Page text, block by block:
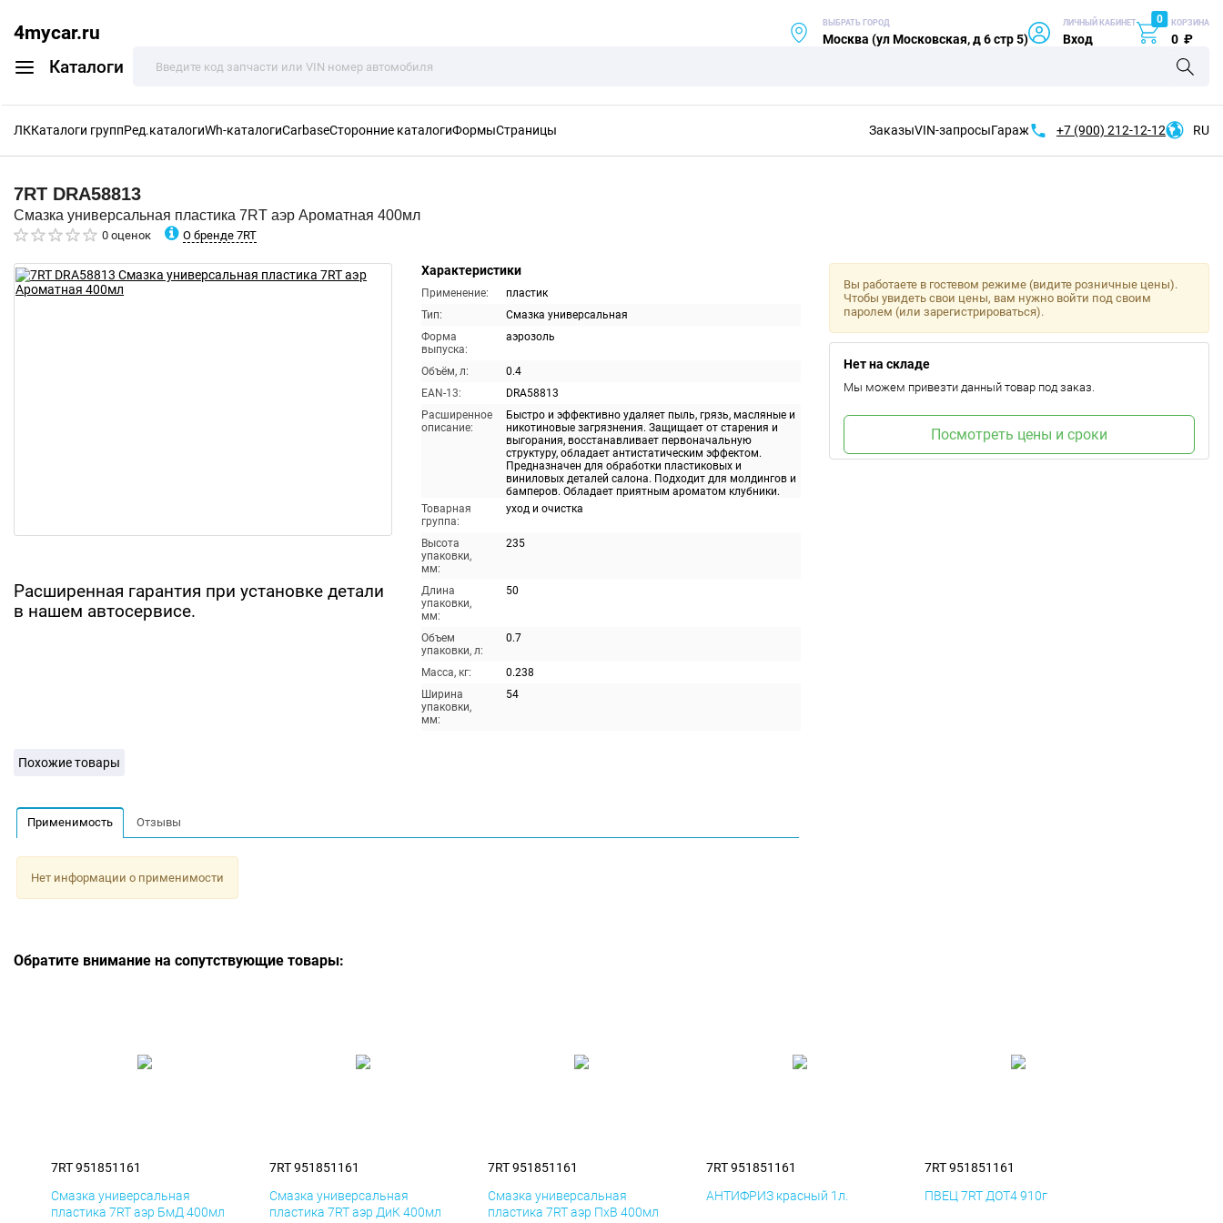
4mycar.ru
Каталоги
ВЫБРАТЬ ГОРОД
Москва (ул Московская, д 6 стр 5)
ЛИЧНЫЙ КАБИНЕТ
Вход
0 КОРЗИНА
0 ₽
ЛККаталоги группРед.каталогиWh-каталогиCarbaseСторонние каталогиФормыСтраницы ЗаказыVIN-запросыГараж +7 (900) 212-12-12 RU
7RT DRA58813
Смазка универсальная пластика 7RT аэр Ароматная 400мл
0 оценок О бренде 7RT
Расширенная гарантия при установке детали
в нашем автосервисе.
Характеристики
Применение:
пластик
Тип:
Смазка универсальная
Форма
выпуска:
аэрозоль
Объём, л:
0.4
EAN-13:
DRA58813
Расширенное
описание:
Быстро и эффективно удаляет пыль, грязь, масляные и
никотиновые загрязнения. Защищает от старения и
выгорания, восстанавливает первоначальную
структуру, обладает антистатическим эффектом.
Предназначен для обработки пластиковых и
виниловых деталей салона. Подходит для молдингов и
бамперов. Обладает приятным ароматом клубники.
Товарная
группа:
уход и очистка
Высота
упаковки,
мм:
235
Длина
упаковки,
мм:
50
Объем
упаковки, л:
0.7
Масса, кг:
0.238
Ширина
упаковки,
мм:
54
Вы работаете в гостевом режиме (видите розничные цены).
Чтобы увидеть свои цены, вам нужно войти под своим
паролем (или зарегистрироваться).
Нет на складе
Мы можем привезти данный товар под заказ.
Посмотреть цены и сроки
Похожие товары
Применимость Отзывы
Нет информации о применимости
Обратите внимание на сопутствующие товары:
7RT 951851161
Смазка универсальная
пластика 7RT аэр БмД 400мл
7RT 951851161
Смазка универсальная
пластика 7RT аэр ДиК 400мл
7RT 951851161
Смазка универсальная
пластика 7RT аэр ПхВ 400мл
7RT 951851161
АНТИФРИЗ красный 1л.
7RT 951851161
ПВЕЦ 7RT ДОТ4 910г